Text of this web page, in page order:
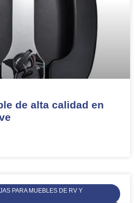
de alta calidad en
PARA MUEBLES DE RV Y